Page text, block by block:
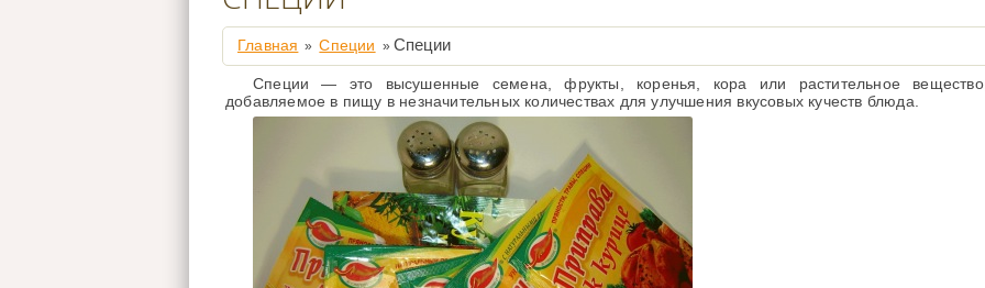
Главная » Специи » Специи
Специи — это высушенные семена, фрукты, коренья, кора или растительное вещество,
добавляемое в пищу в незначительных количествах для улучшения вкусовых кучеств блюда.